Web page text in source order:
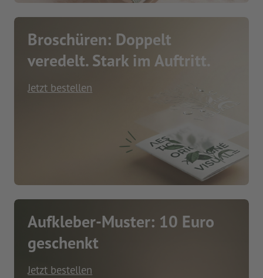
Broschüren: Doppelt
veredelt. Stark im Auftritt.
Jetzt bestellen
Aufkleber-Muster: 10 Euro
geschenkt
Jetzt bestellen